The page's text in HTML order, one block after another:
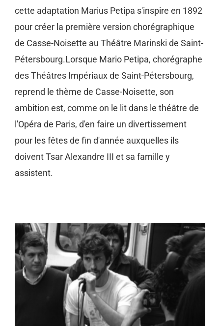
cette adaptation Marius Petipa s'inspire en 1892
pour créer la première version chorégraphique
de Casse-Noisette au Théâtre Marinski de Saint-
Pétersbourg.Lorsque Mario Petipa, chorégraphe
des Théâtres Impériaux de Saint-Pétersbourg,
reprend le thème de Casse-Noisette, son
ambition est, comme on le lit dans le théâtre de
l'Opéra de Paris, d'en faire un divertissement
pour les fêtes de fin d'année auxquelles ils
doivent Tsar Alexandre III et sa famille y
assistent.